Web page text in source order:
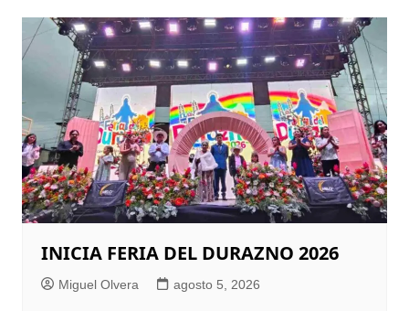
INICIA FERIA DEL DURAZNO 2026
Miguel Olvera agosto 5, 2026